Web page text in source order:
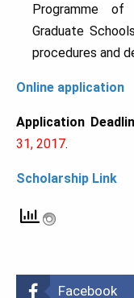
Programme
Graduate
procedures and
Online application
Application
31, 2017.
Scholarship Link
Facebook